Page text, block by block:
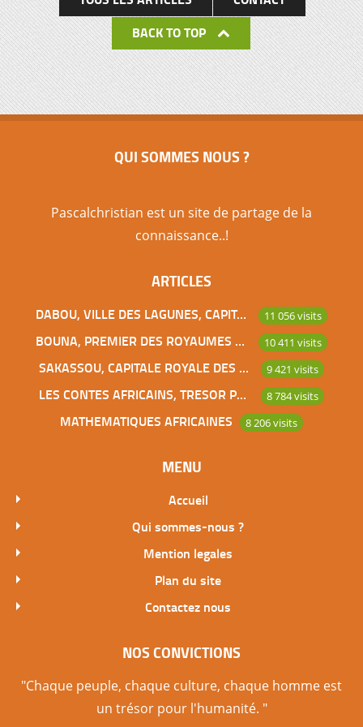
BACK TO TOP
QUI SOMMES NOUS ?
Pascalchristian est un site de partage de la
connaissance..!
ARTICLES
DABOU, VILLE DES LAGUNES, CAPITALE DES ADJOUKROU 11 056 visits
BOUNA, PREMIER DES ROYAUMES DE CÔTE D’IVOIRE 10 411 visits
SAKASSOU, CAPITALE ROYALE DES BAOULES 9 421 visits
LES CONTES AFRICAINS, TRESOR POUR L’HUMANITE 8 784 visits
MATHEMATIQUES AFRICAINES 8 206 visits
MENU
Accueil
Qui sommes-nous ?
Mention legales
Plan du site
Contactez nous
NOS CONVICTIONS
"Chaque peuple, chaque culture, chaque homme est
un trésor pour l'humanité. "